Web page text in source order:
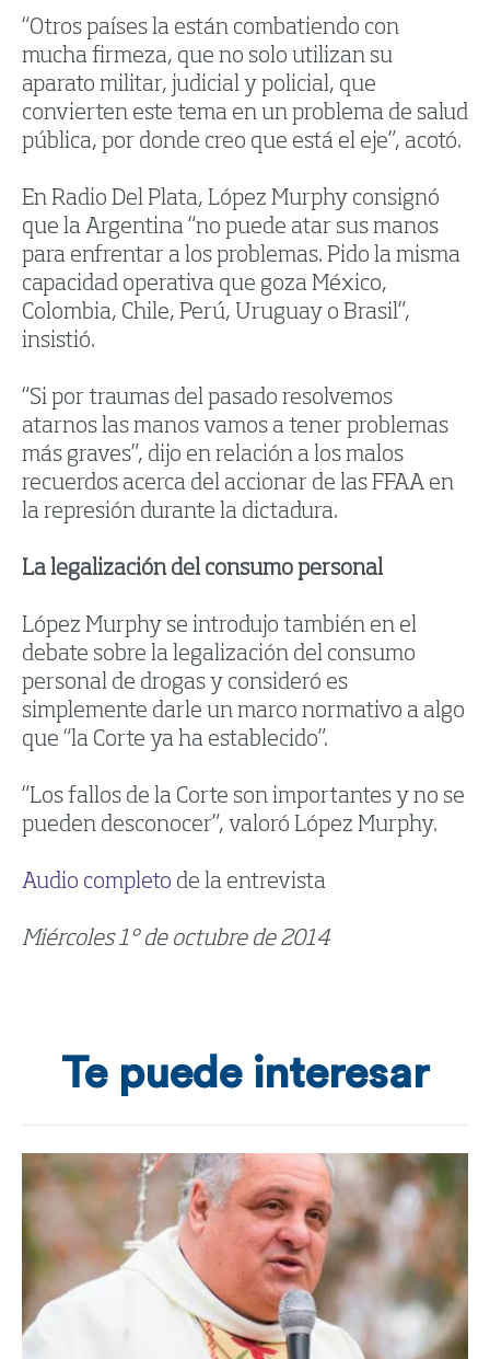
“Otros países la están combatiendo con
mucha firmeza, que no solo utilizan su
aparato militar, judicial y policial, que
convierten este tema en un problema de salud
pública, por donde creo que está el eje”, acotó.
En Radio Del Plata, López Murphy consignó
que la Argentina “no puede atar sus manos
para enfrentar a los problemas. Pido la misma
capacidad operativa que goza México,
Colombia, Chile, Perú, Uruguay o Brasil”,
insistió.
“Si por traumas del pasado resolvemos
atarnos las manos vamos a tener problemas
más graves”, dijo en relación a los malos
recuerdos acerca del accionar de las FFAA en
la represión durante la dictadura.
La legalización del consumo personal
López Murphy se introdujo también en el
debate sobre la legalización del consumo
personal de drogas y consideró es
simplemente darle un marco normativo a algo
que “la Corte ya ha establecido”.
“Los fallos de la Corte son importantes y no se
pueden desconocer”, valoró López Murphy.
Audio completo de la entrevista
Miércoles 1° de octubre de 2014
Te puede interesar